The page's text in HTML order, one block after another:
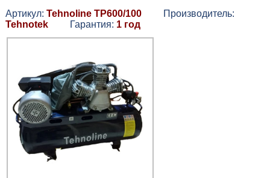
Артикул: Tehnoline TP600/100Производитель:
TehnotekГарантия: 1 год